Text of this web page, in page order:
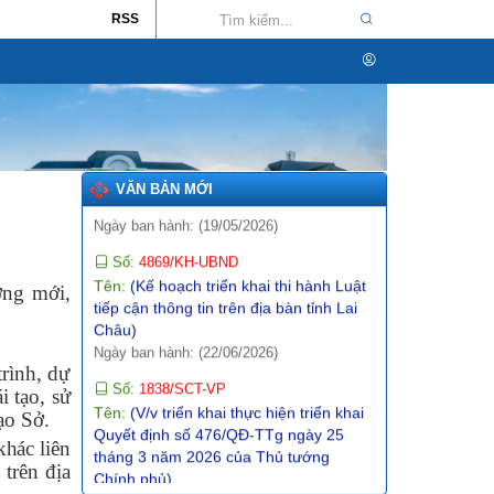
RSS
mới,
dự
tạo, sử
Sở.
liên
trên địa
VĂN BẢN MỚI
16/4/2026 của Cơ quan thường trực
(Nghị định quy định chi tiết một số
điều và biện pháp thi hành Luật Trí tuệ
nhân tạo)
Ngày ban hành: (19/05/2026)
Số:4869/KH-UBND
Tên:(Kế hoạch triển khai thi hành Luật
tiếp cận thông tin trên địa bàn tỉnh Lai
Châu)
Ngày ban hành: (22/06/2026)
Số:1838/SCT-VP
Tên:(V/v triển khai thực hiện triển khai
Quyết định số 476/QĐ-TTg ngày 25
tháng 3 năm 2026 của Thủ tướng
Chính phủ)
Ngày ban hành: (05/05/2026)